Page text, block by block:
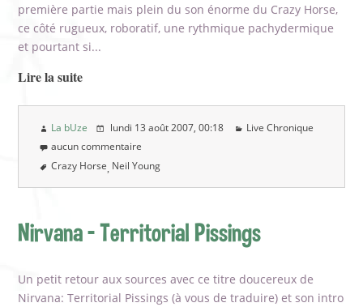
première partie mais plein du son énorme du Crazy Horse,
ce côté rugueux, roboratif, une rythmique pachydermique
et pourtant si...
Lire la suite
La bUze lundi 13 août 2007, 00:18
Live Chronique
aucun commentaire
Crazy Horse Neil Young
Nirvana - Territorial Pissings
Un petit retour aux sources avec ce titre doucereux de
Nirvana: Territorial Pissings (à vous de traduire) et son intro